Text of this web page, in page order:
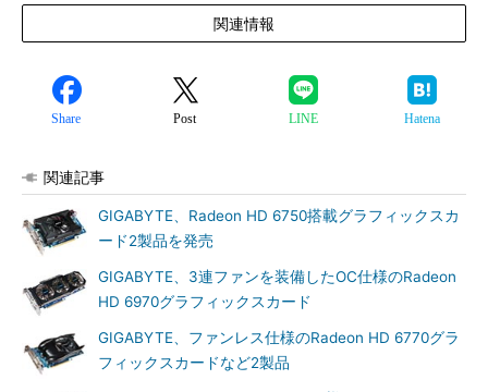
関連情報
Share Post LINE Hatena
関連記事
GIGABYTE、Radeon HD 6750搭載グラフィックスカ
ード2製品を発売
GIGABYTE、3連ファンを装備したOC仕様のRadeon
HD 6970グラフィックスカード
GIGABYTE、ファンレス仕様のRadeon HD 6770グラ
フィックスカードなど2製品